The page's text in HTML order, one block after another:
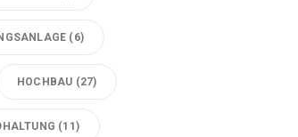
(6)
HOCHBAU (27)
(11)